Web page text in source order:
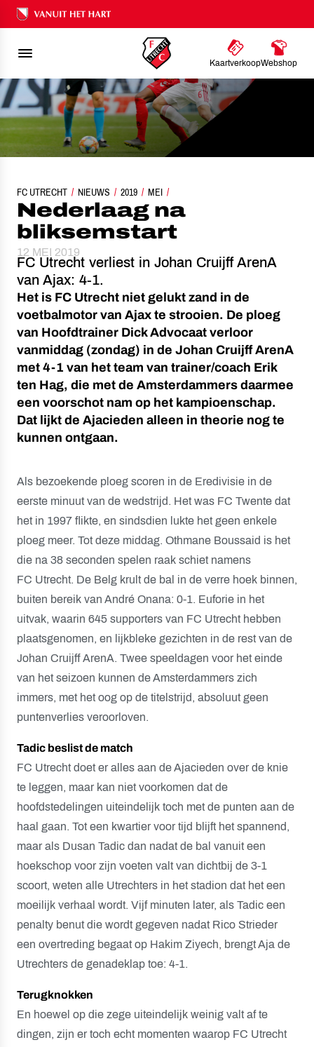
Ons nalatenschap
KaartverkoopWebshop
FC UTRECHT NIEUWS 2019 MEI
NEDERLAAG NA BLIKSEMSTART
Nederlaag na
bliksemstart
12 MEI 2019
FC Utrecht verliest in Johan Cruijff ArenA
van Ajax: 4-1.
Het is FC Utrecht niet gelukt zand in de
voetbalmotor van Ajax te strooien. De ploeg
van Hoofdtrainer Dick Advocaat verloor
vanmiddag (zondag) in de Johan Cruijff ArenA
met 4-1 van het team van trainer/coach Erik
ten Hag, die met de Amsterdammers daarmee
een voorschot nam op het kampioenschap.
Dat lijkt de Ajacieden alleen in theorie nog te
kunnen ontgaan.
Als bezoekende ploeg scoren in de Eredivisie in de
eerste minuut van de wedstrijd. Het was FC Twente dat
het in 1997 flikte, en sindsdien lukte het geen enkele
ploeg meer. Tot deze middag. Othmane Boussaid is het
die na 38 seconden spelen raak schiet namens
FC Utrecht. De Belg krult de bal in de verre hoek binnen,
buiten bereik van André Onana: 0-1. Euforie in het
uitvak, waarin 645 supporters van FC Utrecht hebben
plaatsgenomen, en lijkbleke gezichten in de rest van de
Johan Cruijff ArenA. Twee speeldagen voor het einde
van het seizoen kunnen de Amsterdammers zich
immers, met het oog op de titelstrijd, absoluut geen
puntenverlies veroorloven.
Tadic beslist de match
FC Utrecht doet er alles aan de Ajacieden over de knie
te leggen, maar kan niet voorkomen dat de
hoofdstedelingen uiteindelijk toch met de punten aan de
haal gaan. Tot een kwartier voor tijd blijft het spannend,
maar als Dusan Tadic dan nadat de bal vanuit een
hoekschop voor zijn voeten valt van dichtbij de 3-1
scoort, weten alle Utrechters in het stadion dat het een
moeilijk verhaal wordt. Vijf minuten later, als Tadic een
penalty benut die wordt gegeven nadat Rico Strieder
een overtreding begaat op Hakim Ziyech, brengt Aja de
Utrechters de genadeklap toe: 4-1.
Terugknokken
En hoewel op die zege uiteindelijk weinig valt af te
dingen, zijn er toch echt momenten waarop FC Utrecht